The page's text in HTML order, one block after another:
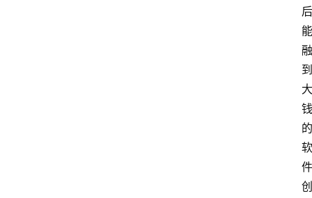
后
能
融
到
大
钱
的
软
件
创